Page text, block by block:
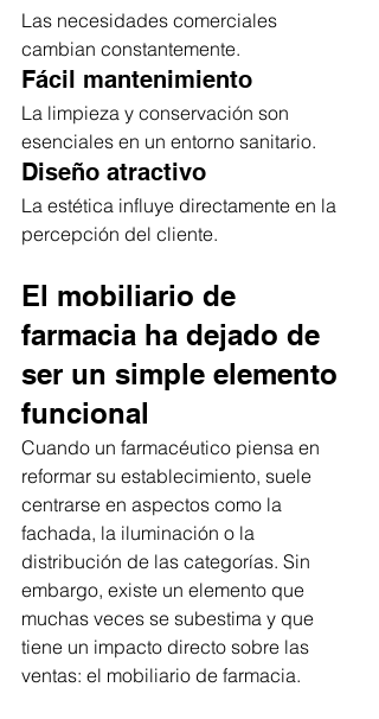
Las necesidades comerciales
cambian constantemente.
Fácil mantenimiento
La limpieza y conservación son
esenciales en un entorno sanitario.
Diseño atractivo
La estética influye directamente en la
percepción del cliente.
El mobiliario de
farmacia ha dejado de
ser un simple elemento
funcional
Cuando un farmacéutico piensa en
reformar su establecimiento, suele
centrarse en aspectos como la
fachada, la iluminación o la
distribución de las categorías. Sin
embargo, existe un elemento que
muchas veces se subestima y que
tiene un impacto directo sobre las
ventas: el mobiliario de farmacia.